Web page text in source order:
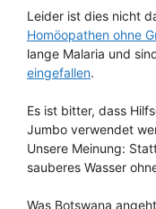
Leider ist dies nicht
Homöopathen ohne
lange Malaria und
eingefallen.
Es ist bitter, dass
Jumbo verwendet
Unsere Meinung:
sauberes Wasser
Was Botswana